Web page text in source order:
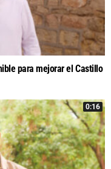
para mejorar el Castillo
0:16